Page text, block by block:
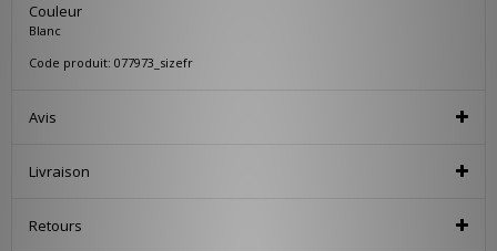
Couleur
Blanc
Code produit: 077973_sizefr
Avis
Livraison
Retours